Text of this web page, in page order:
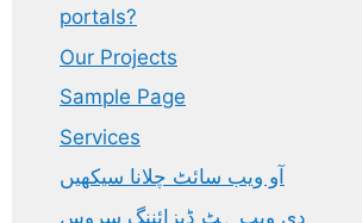
portals?
Our Projects
Sample Page
Services
آو ویب سائٹ چلانا سیکھیں
دی ویب ہٹ ڈیزائننگ سروس